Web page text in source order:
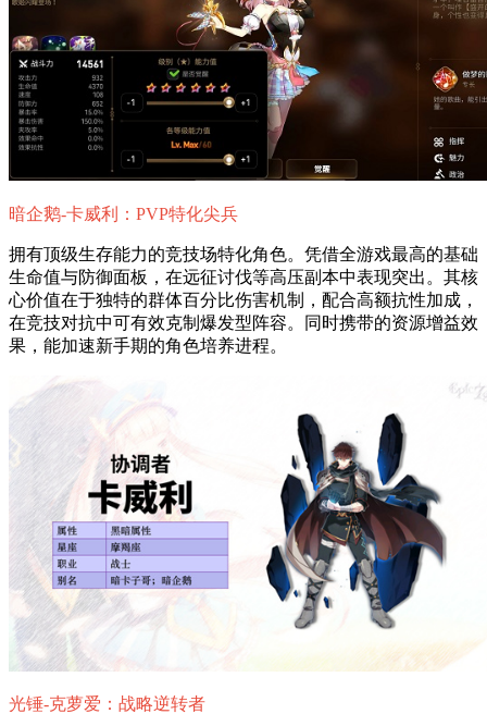
暗企鹅-卡威利：PVP特化尖兵
拥有顶级生存能力的竞技场特化角色。凭借全游戏最高的基础
生命值与防御面板，在远征讨伐等高压副本中表现突出。其核
心价值在于独特的群体百分比伤害机制，配合高额抗性加成，
在竞技对抗中可有效克制爆发型阵容。同时携带的资源增益效
果，能加速新手期的角色培养进程。
光锤-克萝爱：战略逆转者